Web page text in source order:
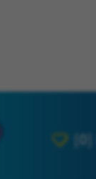
[0]